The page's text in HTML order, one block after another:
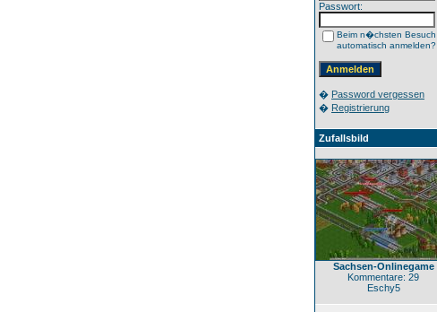
Passwort:
Beim n�chsten Besuch
automatisch anmelden?
� Password vergessen
� Registrierung
Zufallsbild
Sachsen-Onlinegame
Kommentare: 29
Eschy5